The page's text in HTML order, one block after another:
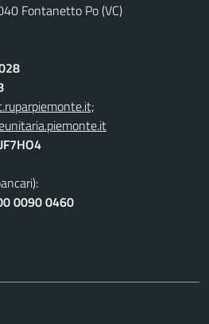
Fontanetto Po (VC)
0090 0460